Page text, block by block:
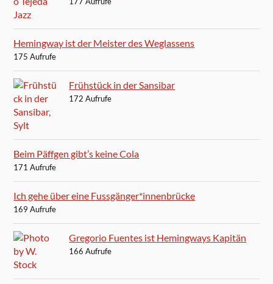
Hemingway ist der Meister des Weglassens
175 Aufrufe
Frühstück in der Sansibar
172 Aufrufe
Beim Päffgen gibt’s keine Cola
171 Aufrufe
Ich gehe über eine Fussgänger*innenbrücke
169 Aufrufe
Gregorio Fuentes ist Hemingways Kapitän
166 Aufrufe